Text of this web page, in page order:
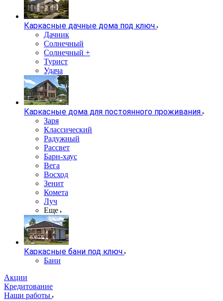
Каркасные дачные дома под ключ
Дачник
Солнечный
Солнечный +
Турист
Удача
Каркасные дома для постоянного проживания
Заря
Классический
Радужный
Рассвет
Барн-хаус
Вега
Восход
Зенит
Комета
Луч
Еще
Каркасные бани под ключ
Бани
Акции
Кредитование
Наши работы